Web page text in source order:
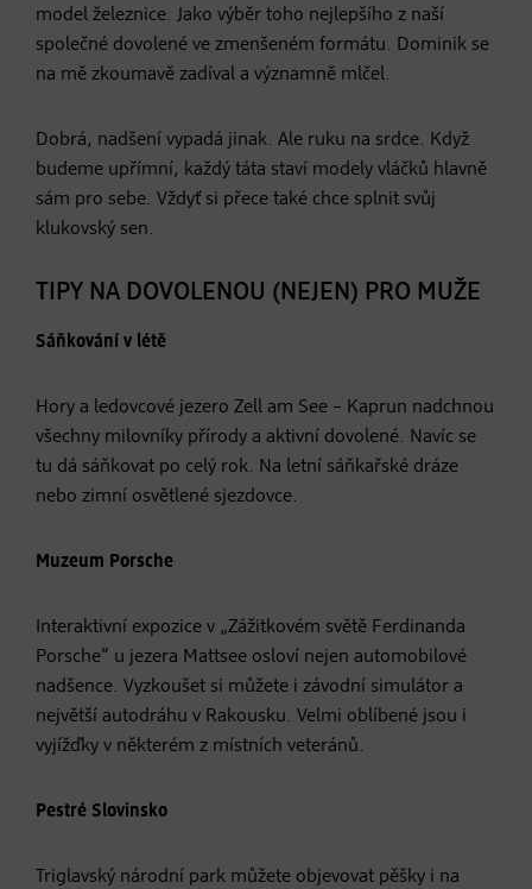
model železnice. Jako výběr toho nejlepšího z naší
společné dovolené ve zmenšeném formátu. Dominik se
na mě zkoumavě zadíval a významně mlčel.
Dobrá, nadšení vypadá jinak. Ale ruku na srdce. Když
budeme upřímní, každý táta staví modely vláčků hlavně
sám pro sebe. Vždyť si přece také chce splnit svůj
klukovský sen.
TIPY NA DOVOLENOU (NEJEN) PRO MUŽE
Sáňkování v létě
Hory a ledovcové jezero Zell am See – Kaprun nadchnou
všechny milovníky přírody a aktivní dovolené. Navíc se
tu dá sáňkovat po celý rok. Na letní sáňkařské dráze
nebo zimní osvětlené sjezdovce.
Muzeum Porsche
Interaktivní expozice v „Zážitkovém světě Ferdinanda
Porsche“ u jezera Mattsee osloví nejen automobilové
nadšence. Vyzkoušet si můžete i závodní simulátor a
největší autodráhu v Rakousku. Velmi oblíbené jsou i
vyjížďky v některém z místních veteránů.
Pestré Slovinsko
Triglavský národní park můžete objevovat pěšky i na